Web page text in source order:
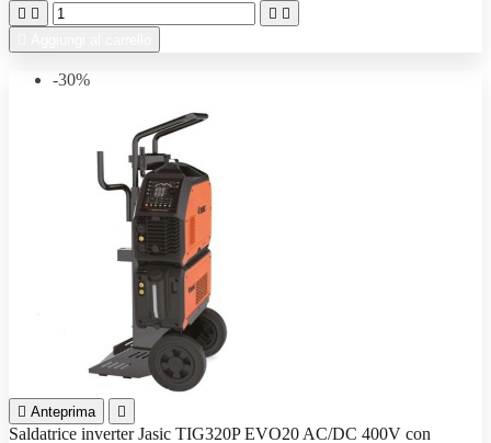
   
-30%
 Anteprima 
Saldatrice inverter Jasic TIG320P EVO20 AC/DC 400V con